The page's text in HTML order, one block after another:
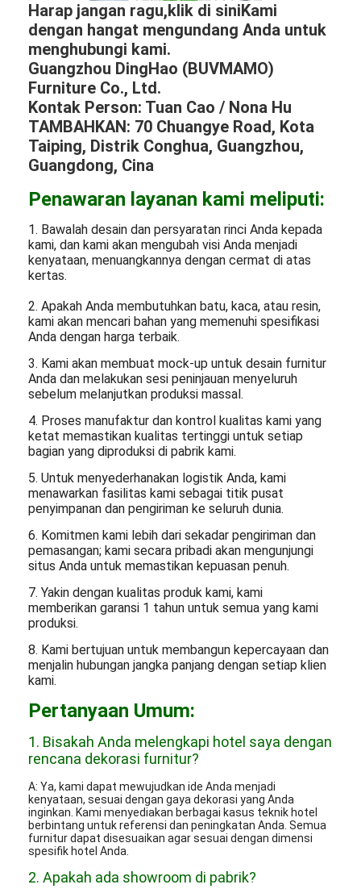
Harap jangan ragu,klik di siniKami
dengan hangat mengundang Anda untuk
menghubungi kami.
Guangzhou DingHao (BUVMAMO)
Furniture Co., Ltd.
Kontak Person: Tuan Cao / Nona Hu
TAMBAHKAN: 70 Chuangye Road, Kota
Taiping, Distrik Conghua, Guangzhou,
Guangdong, Cina
Penawaran layanan kami meliputi:
1. Bawalah desain dan persyaratan rinci Anda kepada
kami, dan kami akan mengubah visi Anda menjadi
kenyataan, menuangkannya dengan cermat di atas
kertas.
2. Apakah Anda membutuhkan batu, kaca, atau resin,
kami akan mencari bahan yang memenuhi spesifikasi
Anda dengan harga terbaik.
3. Kami akan membuat mock-up untuk desain furnitur
Anda dan melakukan sesi peninjauan menyeluruh
sebelum melanjutkan produksi massal.
4. Proses manufaktur dan kontrol kualitas kami yang
ketat memastikan kualitas tertinggi untuk setiap
bagian yang diproduksi di pabrik kami.
5. Untuk menyederhanakan logistik Anda, kami
menawarkan fasilitas kami sebagai titik pusat
penyimpanan dan pengiriman ke seluruh dunia.
6. Komitmen kami lebih dari sekadar pengiriman dan
pemasangan; kami secara pribadi akan mengunjungi
situs Anda untuk memastikan kepuasan penuh.
7. Yakin dengan kualitas produk kami, kami
memberikan garansi 1 tahun untuk semua yang kami
produksi.
8. Kami bertujuan untuk membangun kepercayaan dan
menjalin hubungan jangka panjang dengan setiap klien
kami.
Pertanyaan Umum:
1. Bisakah Anda melengkapi hotel saya dengan
rencana dekorasi furnitur?
A: Ya, kami dapat mewujudkan ide Anda menjadi
kenyataan, sesuai dengan gaya dekorasi yang Anda
inginkan. Kami menyediakan berbagai kasus teknik hotel
berbintang untuk referensi dan peningkatan Anda. Semua
furnitur dapat disesuaikan agar sesuai dengan dimensi
spesifik hotel Anda.
2. Apakah ada showroom di pabrik?